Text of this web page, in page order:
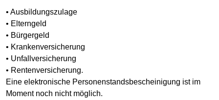
• Ausbildungszulage
• Elterngeld
• Bürgergeld
• Krankenversicherung
• Unfallversicherung
• Rentenversicherung.
Eine elektronische Personenstandsbescheinigung ist im
Moment noch nicht möglich.